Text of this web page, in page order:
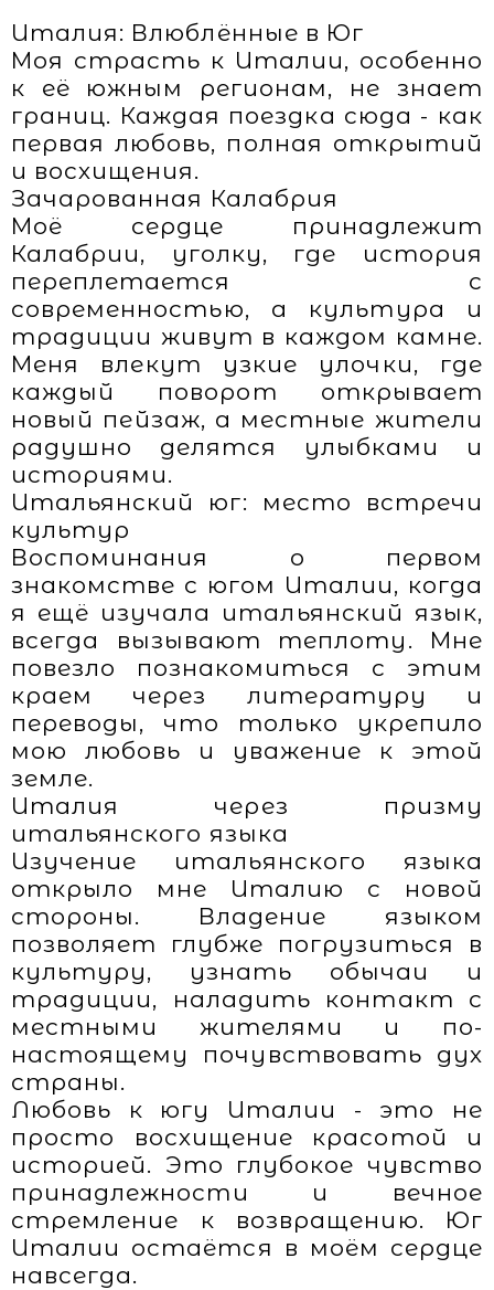
Италия: Влюблённые в Юг
Моя страсть к Италии, особенно
к её южным регионам, не знает
границ. Каждая поездка сюда - как
первая любовь, полная открытий
и восхищения.
Зачарованная Калабрия
Моё сердце принадлежит
Калабрии, уголку, где история
переплетается с
современностью, а культура и
традиции живут в каждом камне.
Меня влекут узкие улочки, где
каждый поворот открывает
новый пейзаж, а местные жители
радушно делятся улыбками и
историями.
Итальянский юг: место встречи
культур
Воспоминания о первом
знакомстве с югом Италии, когда
я ещё изучала итальянский язык,
всегда вызывают теплоту. Мне
повезло познакомиться с этим
краем через литературу и
переводы, что только укрепило
мою любовь и уважение к этой
земле.
Италия через призму
итальянского языка
Изучение итальянского языка
открыло мне Италию с новой
стороны. Владение языком
позволяет глубже погрузиться в
культуру, узнать обычаи и
традиции, наладить контакт с
местными жителями и по-
настоящему почувствовать дух
страны.
Любовь к югу Италии - это не
просто восхищение красотой и
историей. Это глубокое чувство
принадлежности и вечное
стремление к возвращению. Юг
Италии остаётся в моём сердце
навсегда.